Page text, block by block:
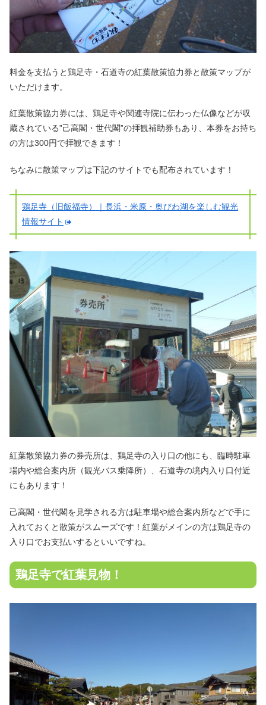
料金を支払うと鶏足寺・石道寺の紅葉散策協力券と散策マップが
いただけます。
紅葉散策協力券には、鶏足寺や関連寺院に伝わった仏像などが収
蔵されている”己高閣・世代閣”の拝観補助券もあり、本券をお持ち
の方は300円で拝観できます！
ちなみに散策マップは下記のサイトでも配布されています！
鶏足寺（旧飯福寺）｜長浜・米原・奥びわ湖を楽しむ観光
情報サイト
紅葉散策協力券の券売所は、鶏足寺の入り口の他にも、臨時駐車
場内や総合案内所（観光バス乗降所）、石道寺の境内入り口付近
にもあります！
己高閣・世代閣を見学される方は駐車場や総合案内所などで手に
入れておくと散策がスムーズです！紅葉がメインの方は鶏足寺の
入り口でお支払いするといいですね。
鶏足寺で紅葉見物！